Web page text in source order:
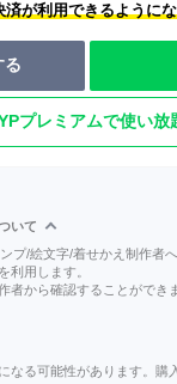
済が利用できるように
る
プレミアムで使い放
いて
プ/絵文字/着せかえ制作者
利用します。
者から確認することができ
なる可能性があります。購